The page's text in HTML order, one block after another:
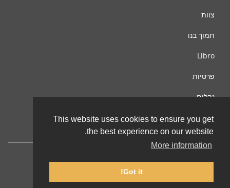
This website uses cookies to ensure you get
the best experience on our website.
More information
Got it!
צוות
תמוך בנו
Libro
פרטיות
נהלים
צור קשר
© 2002-2026 lernu.net |Impressum